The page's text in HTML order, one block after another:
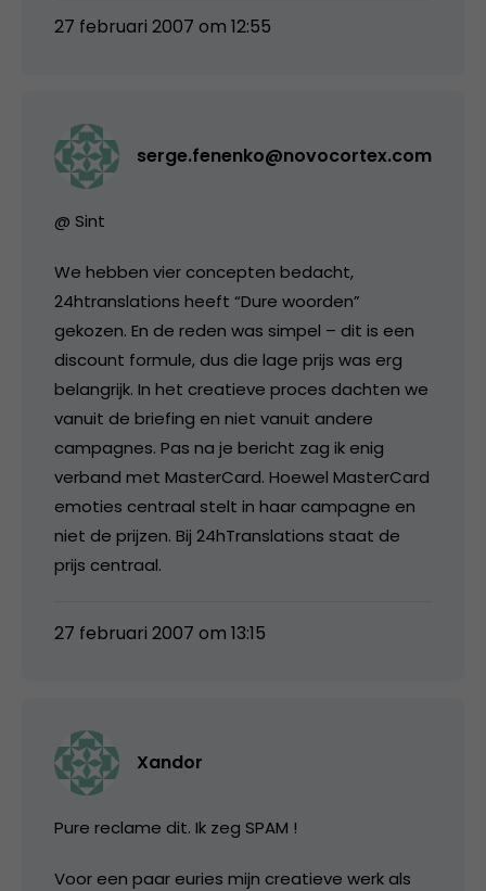
27 februari 2007 om 12:55
serge.fenenko@novocortex.com
@ Sint
We hebben vier concepten bedacht,
24htranslations heeft “Dure woorden”
gekozen. En de reden was simpel – dit is een
discount formule, dus die lage prijs was erg
belangrijk. In het creatieve proces dachten we
vanuit de briefing en niet vanuit andere
campagnes. Pas na je bericht zag ik enig
verband met MasterCard. Hoewel MasterCard
emoties centraal stelt in haar campagne en
niet de prijzen. Bij 24hTranslations staat de
prijs centraal.
27 februari 2007 om 13:15
Xandor
Pure reclame dit. Ik zeg SPAM !
Voor een paar euries mijn creatieve werk als